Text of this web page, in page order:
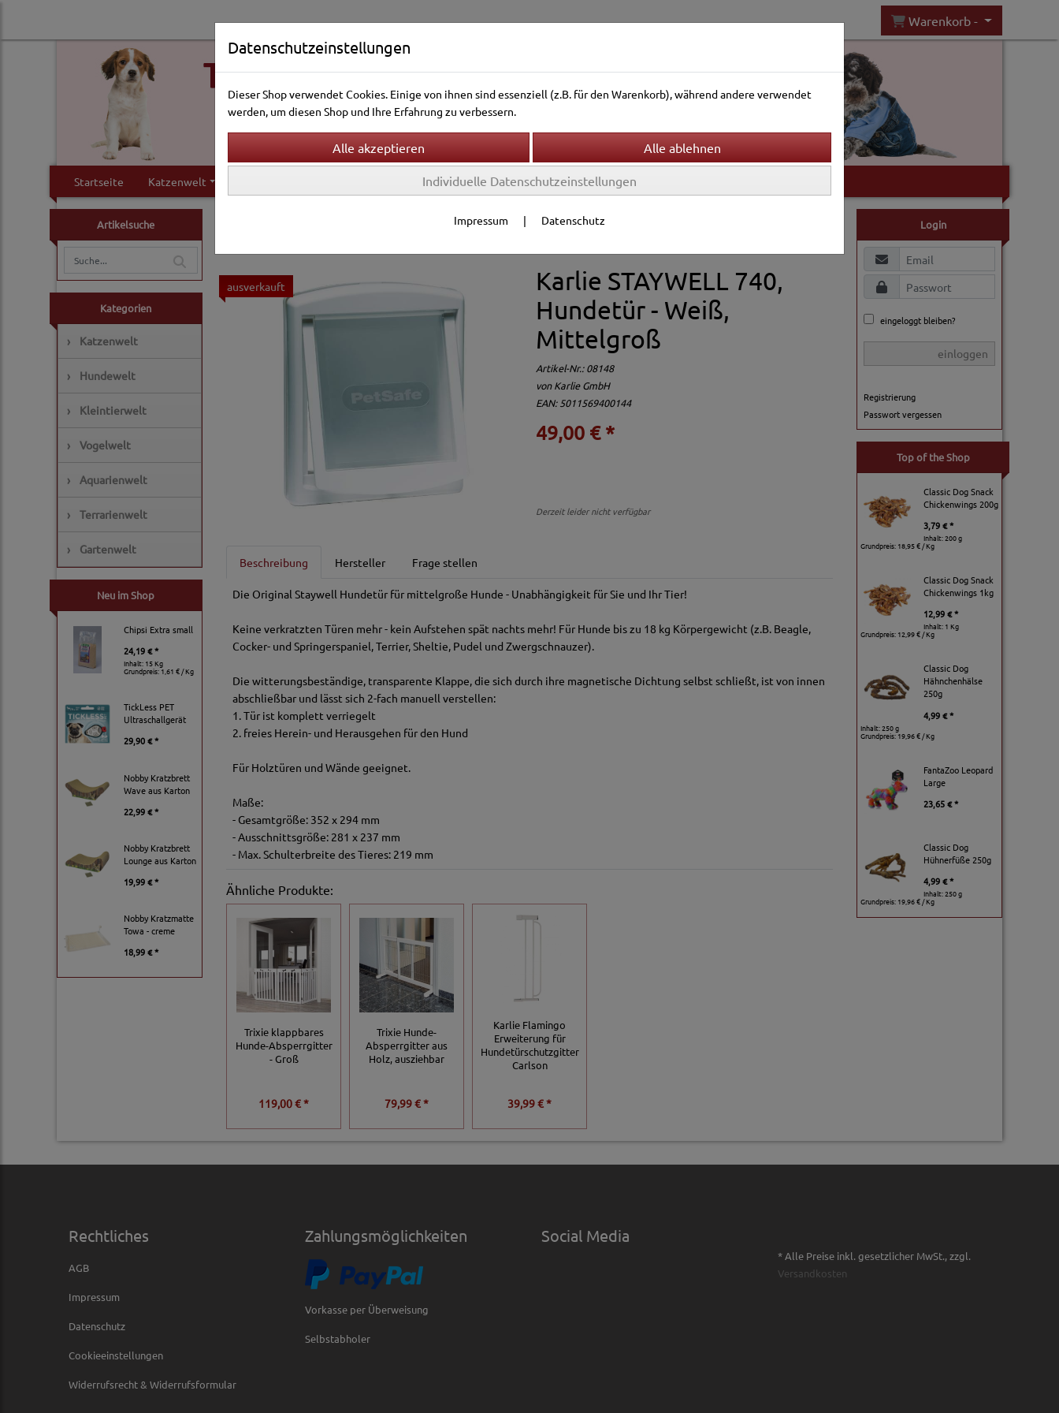
Warenkorb -
Startseite Katzenwelt Vogelwelt Aquarienwelt Terrarienwelt
Artikelsuche
Kategorien
› Katzenwelt
› Hundewelt
› Kleintierwelt
› Vogelwelt
› Aquarienwelt
› Terrarienwelt
› Gartenwelt
Neu im Shop
Chipsi Extra small
24,19 € *
Inhalt: 15 Kg
Grundpreis:1,61 € / Kg
TickLess PET
Ultraschallgerät
29,90 € *
Nobby Kratzbrett
Wave aus Karton
22,99 € *
Nobby Kratzbrett
Lounge aus Karton
19,99 € *
Nobby Kratzmatte
Towa - creme
18,99 € *
ausverkauft
Karlie STAYWELL 740,
Hundetür - Weiß,
Mittelgroß
Artikel-Nr.:08148
vonKarlie GmbH
EAN: 5011569400144
49,00 € *
Derzeit leider nicht verfügbar
Beschreibung Hersteller Frage stellen
Die Original Staywell Hundetür für mittelgroße Hunde - Unabhängigkeit für Sie und Ihr Tier!
Keine verkratzten Türen mehr - kein Aufstehen spät nachts mehr! Für Hunde bis zu 18 kg Körpergewicht (z.B. Beagle,
Cocker- und Springerspaniel, Terrier, Sheltie, Pudel und Zwergschnauzer).
Die witterungsbeständige, transparente Klappe, die sich durch ihre magnetische Dichtung selbst schließt, ist von innen
abschließbar und lässt sich 2-fach manuell verstellen:
1. Tür ist komplett verriegelt
2. freies Herein- und Herausgehen für den Hund
Für Holztüren und Wände geeignet.
Maße:
- Gesamtgröße: 352 x 294 mm
- Ausschnittsgröße: 281 x 237 mm
- Max. Schulterbreite des Tieres: 219 mm
Ähnliche Produkte:
Trixie klappbares
Hunde-Absperrgitter
- Groß
119,00 € *
Trixie Hunde-
Absperrgitter aus
Holz, ausziehbar
79,99 € *
Karlie Flamingo
Erweiterung für
Hundetürschutzgitter
Carlson
39,99 € *
Login
eingeloggt bleiben?
einloggen
Registrierung
Passwort vergessen
Top of the Shop
Classic Dog Snack
Chickenwings 200g
3,79 € *
Inhalt: 200 g
Grundpreis: 18,95 € / Kg
Classic Dog Snack
Chickenwings 1kg
12,99 € *
Inhalt: 1 Kg
Grundpreis: 12,99 € / Kg
Classic Dog
Hähnchenhälse
250g
4,99 € *
Inhalt: 250 g
Grundpreis:19,96 € / Kg
FantaZoo Leopard
Large
23,65 € *
Classic Dog
Hühnerfüße 250g
4,99 € *
Inhalt: 250 g
Grundpreis: 19,96 € / Kg
Rechtliches
AGB
Impressum
Datenschutz
Cookieeinstellungen
Widerrufsrecht & Widerrufsformular
Zahlungsmöglichkeiten
Vorkasse per Überweisung
Selbstabholer
Social Media
* Alle Preise inkl. gesetzlicher MwSt., zzgl.
Versandkosten
Datenschutzeinstellungen
Dieser Shop verwendet Cookies. Einige von ihnen sind essenziell (z.B. für den Warenkorb), während andere verwendet
werden, um diesen Shop und Ihre Erfahrung zu verbessern.
Individuelle Datenschutzeinstellungen
Impressum | Datenschutz